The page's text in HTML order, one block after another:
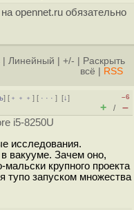
opennet.ru обязательно
Линейный +/-
Раскрыть
всё
RSS
] [ ﹢﹢﹢] [ · · ·][↓]
–6
+ / –
i5-8250U
исследования.
вакууме. Зачем оно,
крупного проекта
тупо запуском множества